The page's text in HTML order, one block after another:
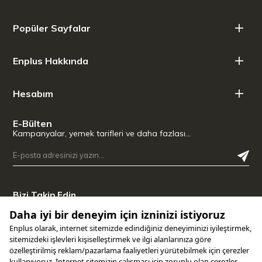
Malzeme: döküm demir
Pazarlama Kaplama İsmi: Siyah Mat
Fırında Kullanıma Uygunluk: Evet
Ölçü Bilgileri
Net Ağırlık: 3 kg
Ürün Uzunluğu: 43 cm
Ürün Yüksekliği: 5,5 cm
Popüler Sayfalar
Enplus Hakkında
Hesabım
E-Bülten
Kampanyalar, yemek tarifleri ve daha fazlası…
Bizi Takip Edin
Uygulamamızı İndirin